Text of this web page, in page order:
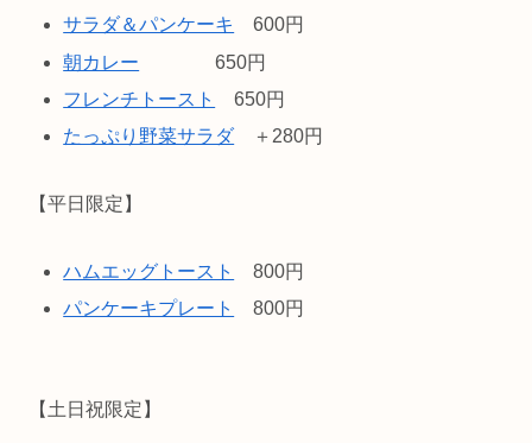
サラダ＆パンケーキ
600円
朝カレー 650円
フレンチトースト
650円
たっぷり野菜サラダ＋280円
【平日限定】
ハムエッグトースト
800円
パンケーキプレート
800円
【土日祝限定】